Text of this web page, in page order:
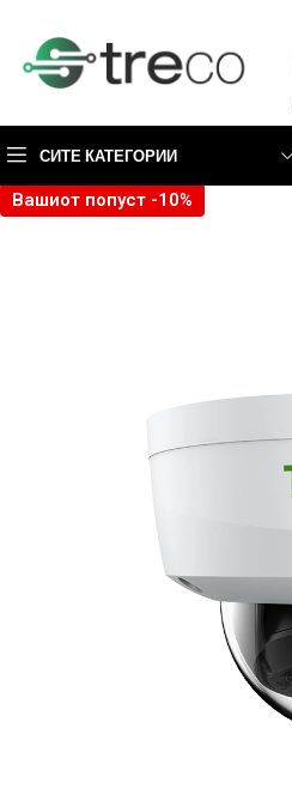
СИТЕ КАТЕГОРИИ
Вашиот попуст -10%